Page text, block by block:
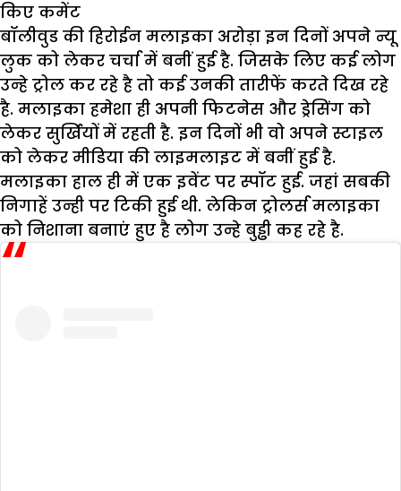
किए कमेंट
बॉलीवुड की हिरोईन मलाइका अरोड़ा इन दिनों अपने न्यू
लुक को लेकर चर्चा में बनीं हुई है. जिसके लिए कई लोग
उन्हे ट्रोल कर रहे है तो कई उनकी तारीफें करते दिख रहे
है. मलाइका हमेशा ही अपनी फिटनेस और ड्रेसिंग को
लेकर सुर्खियों में रहती है. इन दिनों भी वो अपने स्टाइल
को लेकर मीडिया की लाइमलाइट में बनीं हुई है.
मलाइका हाल ही में एक इवेंट पर स्पॉट हुई. जहां सबकी
निगाहें उन्ही पर टिकी हुई थी. लेकिन ट्रोलर्स मलाइका
को निशाना बनाएं हुए है लोग उन्हे बुड्ढी कह रहे है.